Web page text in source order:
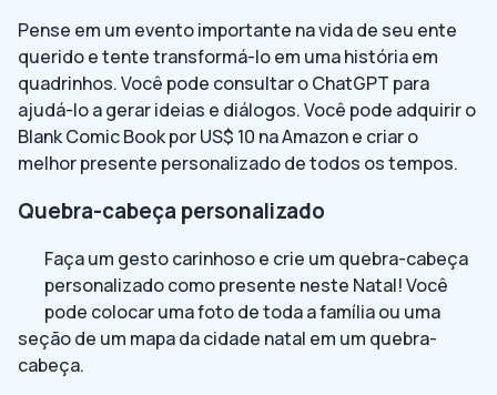
Pense em um evento importante na vida de seu ente
querido e tente transformá-lo em uma história em
quadrinhos. Você pode consultar o ChatGPT para
ajudá-lo a gerar ideias e diálogos. Você pode adquirir o
Blank Comic Book por US$ 10 na Amazon e criar o
melhor presente personalizado de todos os tempos.
Quebra-cabeça personalizado
Faça um gesto carinhoso e crie um quebra-cabeça
personalizado como presente neste Natal! Você
pode colocar uma foto de toda a família ou uma
seção de um mapa da cidade natal em um quebra-
cabeça.